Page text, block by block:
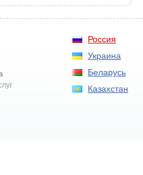
Россия
Украина
Беларусь
Казахстан